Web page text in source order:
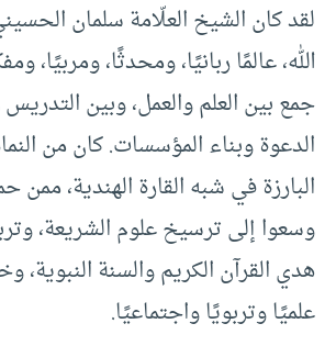
لقد كان الشيخ العلّامة سلمان
الله، عالمًا ربانيًا، ومحدثًا، ومربيًا،
جمع بين العلم والعمل، وبين التدريس
الدعوة وبناء المؤسسات. كان من
البارزة في شبه القارة الهندية، ممن
وسعوا إلى ترسيخ علوم الشريعة،
هدي القرآن الكريم والسنة النبوية،
علميًا وتربويًا واجتماعيًا.